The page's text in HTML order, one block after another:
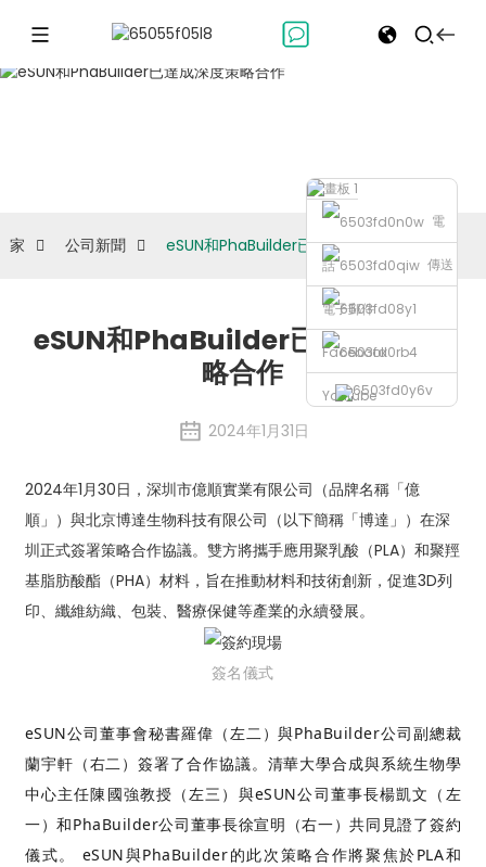
電
話 傳送
電子郵件
Facebook
Youtube
家 公司新聞 eSUN和PhaBuilder已達成深度策略合作
eSUN和PhaBuilder已達成深度策
略合作
2024年1月31日
2024年1月30日，深圳市億順實業有限公司（品牌名稱「億
順」）與北京博達生物科技有限公司（以下簡稱「博達」）在深
圳正式簽署策略合作協議。雙方將攜手應用聚乳酸（PLA）和聚羥
基脂肪酸酯（PHA）材料，旨在推動材料和技術創新，促進3D列
印、纖維紡織、包裝、醫療保健等產業的永續發展。
簽名儀式
eSUN公司董事會秘書羅偉（左二）與PhaBuilder公司副總裁
蘭宇軒（右二）簽署了合作協議。清華大學合成與系統生物學
中心主任陳國強教授（左三）與eSUN公司董事長楊凱文（左
一）和PhaBuilder公司董事長徐宣明（右一）共同見證了簽約
儀式。 eSUN與PhaBuilder的此次策略合作將聚焦於PLA和